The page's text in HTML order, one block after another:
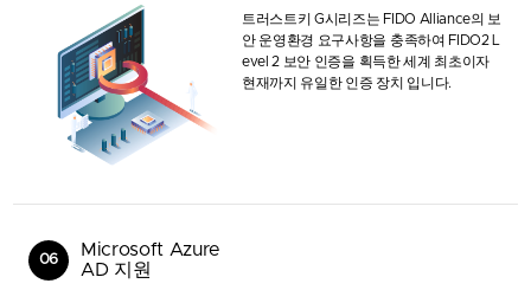
트러스트키 G시리즈는 FIDO Alliance의 보
안 운영환경 요구사항을 충족하여 FIDO2 L
evel 2 보안 인증을 획득한 세계 최초이자
현재까지 유일한 인증 장치 입니다.
06
Microsoft Azure
AD 지원